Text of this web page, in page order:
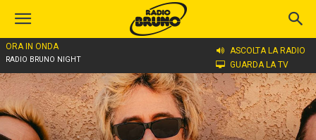
ORA IN ONDA
RADIO BRUNO NIGHT
ASCOLTA LA RADIO
GUARDA LA TV
Home